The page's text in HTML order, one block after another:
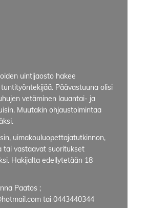
uintijaosto hakee
Päävastuuna olisi
vetäminen lauantai- ja
Muutakin ohjaustoimintaa
uimakouluopettajatutkinnon,
tai vastaavat suoritukset
Hakijalta edellytetään 18
Paatos ;
tai 0443440344